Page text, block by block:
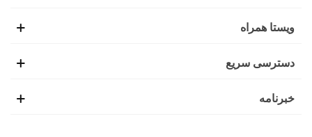
ویستا همراه
دسترسی سریع
خبرنامه